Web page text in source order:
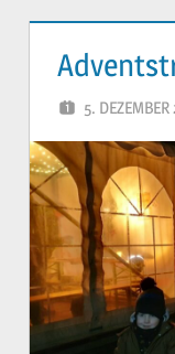
5.